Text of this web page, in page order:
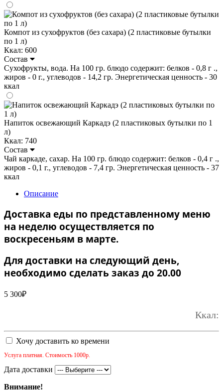
Компот из сухофруктов (без сахара) (2 пластиковые бутылки
по 1 л)
Ккал: 600
Состав
Сухофрукты, вода. На 100 гр. блюдо содержит: белков - 0,8 г .,
жиров - 0 г., углеводов - 14,2 гр. Энергетическая ценность - 30
ккал
Напиток освежающий Каркадэ (2 пластиковых бутылки по 1
л)
Ккал: 740
Состав
Чай каркаде, сахар. На 100 гр. блюдо содержит: белков - 0,4 г .,
жиров - 0,1 г., углеводов - 7,4 гр. Энергетическая ценность - 37
ккал
Описание
Доставка еды по представленному меню
на неделю осуществляется по
воскресеньям в марте.
Для доставки на следующий день,
необходимо сделать заказ до 20.00
5 300₽
Ккал:
Хочу доставить ко времени
Услуга платная. Стоимость 1000р.
Дата доставки
Внимание!